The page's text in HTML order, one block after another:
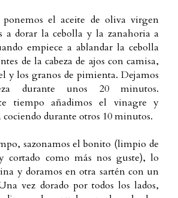
el aceite de oliva virgen
a dorar la cebolla y la zanahoria a
empiece a ablandar la cebolla
de la cabeza de ajos con camisa,
y los granos de pimienta. Dejamos
durante unos 20 minutos.
tiempo añadimos el vinagre y
cociendo durante otros 10 minutos.
sazonamos el bonito (limpio de
cortado como más nos guste), lo
y doramos en otra sartén con un
vez dorado por todos los lados,